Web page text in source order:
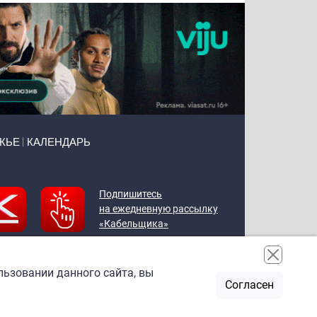
КАЛЕНДАРЬ
Подпишитесь
на ежедневную рассылку
«Кабельщика»
данного сайта, вы
Согласен